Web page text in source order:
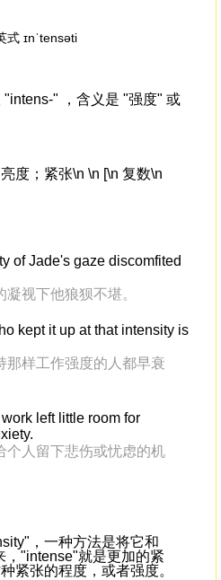
式 ɪnˈtensəti
" ，含义是 "强度" 或
度；紧张\n \n [\n 复数\n
of Jade's gaze discomfited
视下他狼狈不堪。
kept it up at that intensity is
那样工作强度的人都早衰
left little room for
个人留下悲伤或忧虑的机
，一种方法是将它和
，"intense"就是更加的紧
紧张的程度，或者强度。